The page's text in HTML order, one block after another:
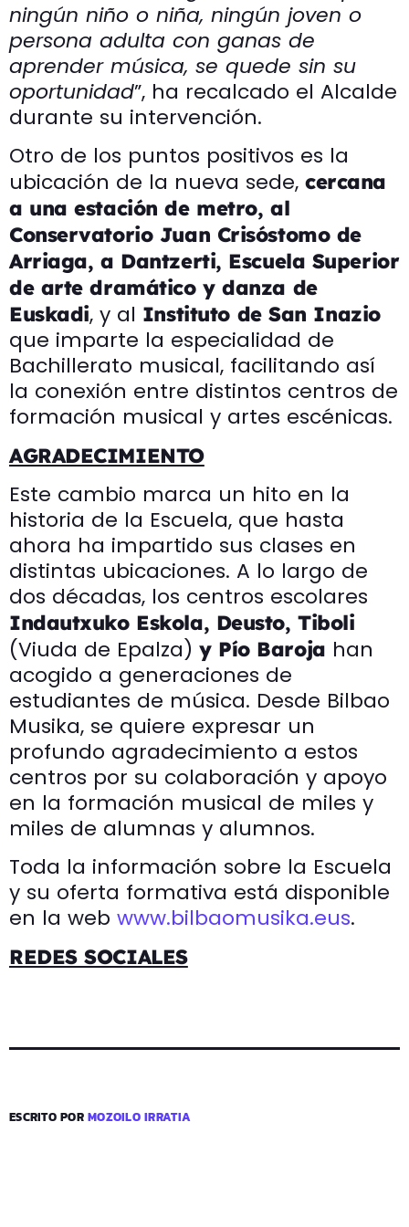
ningún niño o niña, ningún joven o
persona adulta con ganas de
aprender música, se quede sin su
oportunidad”, ha recalcado el Alcalde
durante su intervención.
Otro de los puntos positivos es la
ubicación de la nueva sede, cercana
a una estación de metro, al
Conservatorio Juan Crisóstomo de
Arriaga, a Dantzerti, Escuela Superior
de arte dramático y danza de
Euskadi, y al Instituto de San Inazio
que imparte la especialidad de
Bachillerato musical, facilitando así
la conexión entre distintos centros de
formación musical y artes escénicas.
AGRADECIMIENTO
Este cambio marca un hito en la
historia de la Escuela, que hasta
ahora ha impartido sus clases en
distintas ubicaciones. A lo largo de
dos décadas, los centros escolares
Indautxuko Eskola, Deusto, Tiboli
(Viuda de Epalza) y Pío Baroja han
acogido a generaciones de
estudiantes de música. Desde Bilbao
Musika, se quiere expresar un
profundo agradecimiento a estos
centros por su colaboración y apoyo
en la formación musical de miles y
miles de alumnas y alumnos.
Toda la información sobre la Escuela
y su oferta formativa está disponible
en la web www.bilbaomusika.eus.
REDES SOCIALES
ESCRITO PORMOZOILO IRRATIA